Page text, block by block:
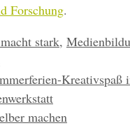
Forschung.
stark,
Kreativspaß
machen